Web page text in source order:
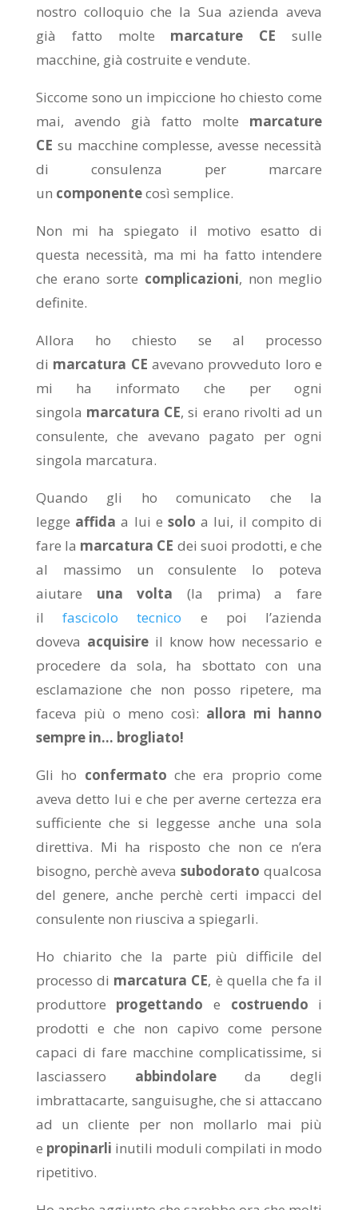
nostro colloquio che la Sua azienda aveva
già fatto molte marcature CE sulle
macchine, già costruite e vendute.
Siccome sono un impiccione ho chiesto come
mai, avendo già fatto molte marcature
CE su macchine complesse, avesse necessità
di consulenza per marcare
un componentecosì semplice.
Non mi ha spiegato il motivo esatto di
questa necessità, ma mi ha fatto intendere
che erano sorte complicazioni, non meglio
definite.
Allora ho chiesto se al processo
di marcatura CE avevano provveduto loro e
mi ha informato che per ogni
singola marcatura CE, si erano rivolti ad un
consulente, che avevano pagato per ogni
singola marcatura.
Quando gli ho comunicato che la
legge affida a lui esolo a lui, il compito di
fare la marcatura CE dei suoi prodotti, e che
al massimo un consulente lo poteva
aiutare una volta (la prima) a fare
ilfascicolo tecnico e poi l’azienda
doveva acquisireil know how necessario e
procedere da sola, ha sbottato con una
esclamazione che non posso ripetere, ma
faceva più o meno così: allora mi hanno
sempre in… brogliato!
Gli ho confermato che era proprio come
aveva detto lui e che per averne certezza era
sufficiente che si leggesse anche una sola
direttiva. Mi ha risposto che non ce n’era
bisogno, perchè avevasubodorato qualcosa
del genere, anche perchè certi impacci del
consulente non riusciva a spiegarli.
Ho chiarito che la parte più difficile del
processo di marcatura CE, è quella che fa il
produttore progettando e costruendo i
prodotti e che non capivo come persone
capaci di fare macchine complicatissime, si
lasciassero abbindolareda degli
imbrattacarte, sanguisughe, che si attaccano
ad un cliente per non mollarlo mai più
e propinarli inutili moduli compilati in modo
ripetitivo.